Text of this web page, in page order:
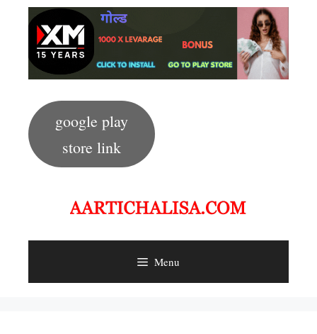
content
google play
store link
Menu